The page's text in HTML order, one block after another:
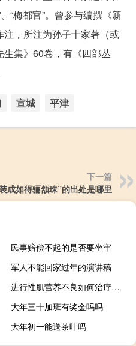
“梅都官”。曾参与编撰《新
，所注为孙子十家著（或
集》60卷，有《四部丛
宣城 平津
下一篇
成如得骊颔珠”的出处是哪里
民事赔偿不起的是否要坐牢
军人不能回家过年的演讲稿
进行性肌营养不良如何治疗好（进行性肌营养不良如何治疗）
大年三十加班有奖金吗吗
大年初一能送茶叶吗